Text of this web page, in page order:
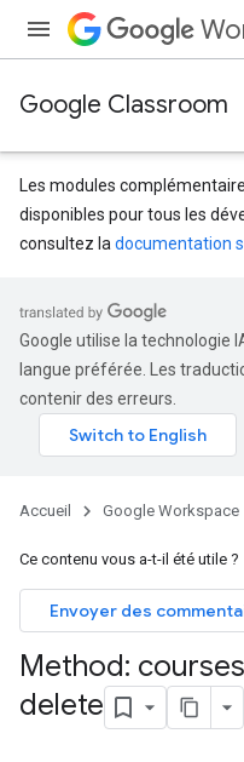
Google Classroom
Les modules
disponibles pour tous les
consultez la documentation
Google utilise la technologie
langue préférée. Les
contenir des erreurs.
Accueil Google Workspace
Ce contenu vous a-t-il été utile ?
Envoyer des
Method: courses
delete